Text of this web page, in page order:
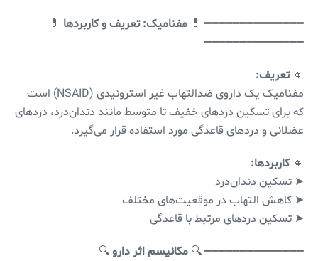
━━━━━━━━━━━━━━ 💊 مفنامیک: تعریف و کاربردها 💊
━━━━━━━━━━━━━━
🔸تعریف:
مفنامیک یک داروی ضدالتهاب غیر استروئیدی (NSAID) است
که برای تسکین دردهای خفیف تا متوسط مانند دندان‌درد، دردهای
عضلانی و دردهای قاعدگی مورد استفاده قرار می‌گیرد.
🔸 کاربردها:
➤ تسکین دندان‌درد
➤ کاهش التهاب در موقعیت‌های مختلف
➤ تسکین دردهای مرتبط با قاعدگی
━━━━━━━━━━━━━━ 🔍 مکانیسم اثر دارو🔍